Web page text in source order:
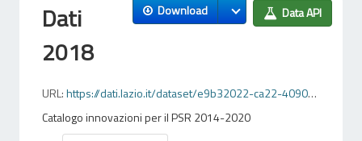
Download Data API
Dati
2018
URL:https://dati.lazio.it/dataset/e9b32022-ca22-4090-992c-a9ed0d3179e4/resource/011162ef-45ea-452c-9c64-33bb5da6c71f/download/dati2018156042214154559882032440797764.csv
Catalogo innovazioni per il PSR 2014-2020